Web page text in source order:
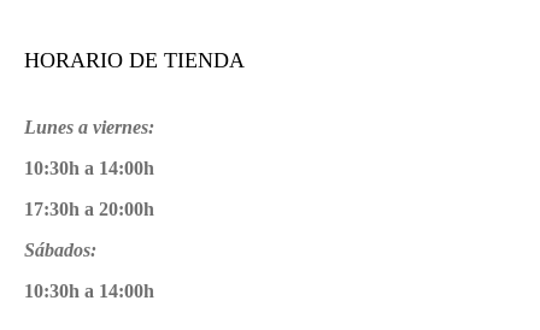
HORARIO DE TIENDA
Lunes a viernes:
10:30h a 14:00h
17:30h a 20:00h
Sábados:
10:30h a 14:00h